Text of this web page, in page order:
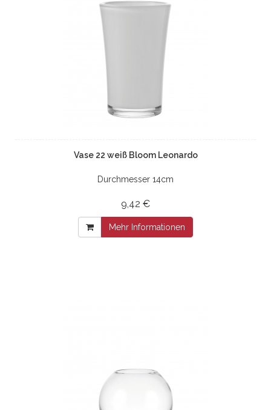
Vase 22 weiß Bloom Leonardo
Durchmesser 14cm
9,42 €
Mehr Informationen